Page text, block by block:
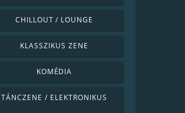
CHILLOUT / LOUNGE
KLASSZIKUS ZENE
KOMÉDIA
TÁNCZENE / ELEKTRONIKUS